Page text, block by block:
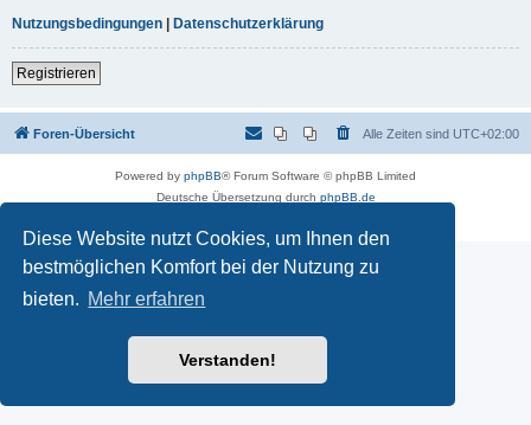
Diese Website nutzt Cookies, um Ihnen den
bestmöglichen Komfort bei der Nutzung zu
bieten. Mehr erfahren
Verstanden!
Nutzungsbedingungen | Datenschutzerklärung
Registrieren
Foren-Übersicht Alle Zeiten sind UTC+02:00
Powered by phpBB® Forum Software © phpBB Limited
Deutsche Übersetzung durch phpBB.de